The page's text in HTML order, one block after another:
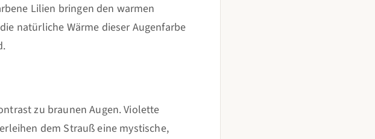
Lilien bringen den warmen
natürliche Wärme dieser Augenfarbe
zu braunen Augen. Violette
dem Strauß eine mystische,